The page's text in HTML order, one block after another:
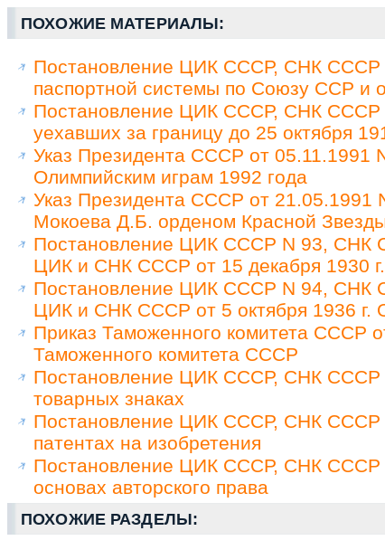
ПОХОЖИЕ МАТЕРИАЛЫ:
Постановление ЦИК СССР, СНК СССР
паспортной системы по Союзу ССР и
Постановление ЦИК СССР, СНК СССР
уехавших за границу до 25 октября
Указ Президента СССР от 05.11.1991
Олимпийским играм 1992 года
Указ Президента СССР от 21.05.1991
Мокоева Д.Б. орденом Красной
Постановление ЦИК СССР N 93, СНК
ЦИК и СНК СССР от 15 декабря 1930
Постановление ЦИК СССР N 94, СНК
ЦИК и СНК СССР от 5 октября 1936 г.
Приказ Таможенного комитета СССР
Таможенного комитета СССР
Постановление ЦИК СССР, СНК СССР
товарных знаках
Постановление ЦИК СССР, СНК СССР
патентах на изобретения
Постановление ЦИК СССР, СНК СССР
основах авторского права
ПОХОЖИЕ РАЗДЕЛЫ: